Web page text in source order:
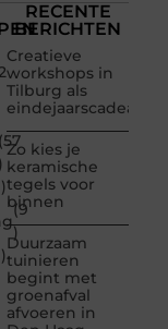
(57
)
(9
)
RECENTE
BERICHTEN
Creatieve
workshops in
Tilburg als
eindejaarscadeau
Zo kies je
keramische
tegels voor
binnen
Duurzaam
tuinieren
begint met
groenafval
afvoeren in